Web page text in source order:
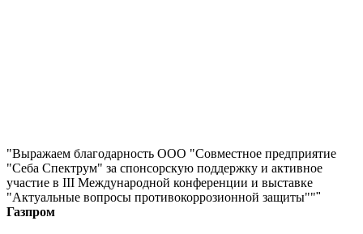
"Выражаем благодарность ООО "Совместное предприятие
"Себа Спектрум" за спонсорскую поддержку и активное
участие в III Международной конференции и выставке
"Актуальные вопросы противокоррозионной защиты"""
Газпром